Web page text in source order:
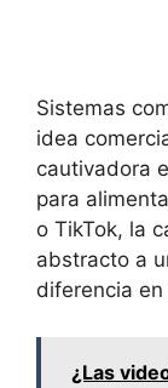
Sistemas
idea
cautivadora
para
o TikTok, la
abstracto a
diferencia
¿Las